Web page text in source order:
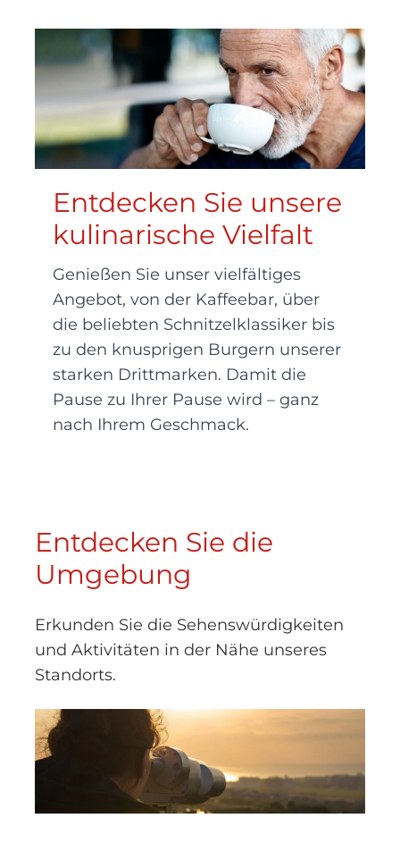
Entdecken Sie unsere
kulinarische Vielfalt
Genießen Sie unser vielfältiges
Angebot, von der Kaffeebar, über
die beliebten Schnitzelklassiker bis
zu den knusprigen Burgern unserer
starken Drittmarken. Damit die
Pause zu Ihrer Pause wird – ganz
nach Ihrem Geschmack.
Entdecken Sie die
Umgebung
Erkunden Sie die Sehenswürdigkeiten
und Aktivitäten in der Nähe unseres
Standorts.